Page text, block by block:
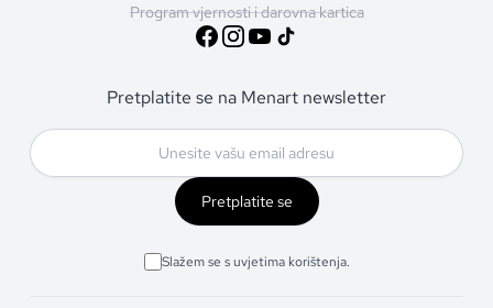
Program vjernosti i darovna kartica
Pretplatite se na Menart newsletter
Pretplatite se
Slažem se s uvjetima korištenja.